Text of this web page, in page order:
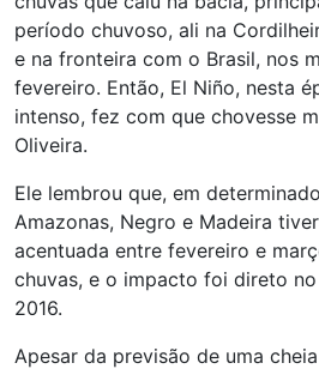
período chuvoso, ali na
e na fronteira com o Brasil, nos
fevereiro. Então, El Niño, nesta
intenso, fez com que chovesse
Oliveira.
Ele lembrou que, em
Amazonas, Negro e Madeira
acentuada entre fevereiro e
chuvas, e o impacto foi direto
2016.
Apesar da previsão de uma